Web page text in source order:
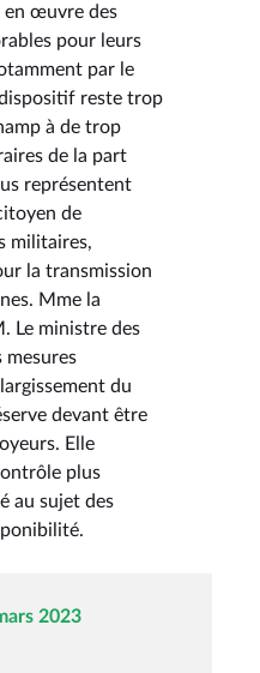
œuvre des
pour leurs
par le
reste trop
à de trop
de la part
représentent
de
militaires,
la transmission
Mme la
Le ministre des
mesures
du
devant être
Elle
plus
au sujet des
2023